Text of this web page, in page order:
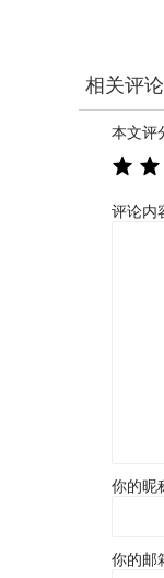
相关评论
本文评
评论内
你的昵
你的邮